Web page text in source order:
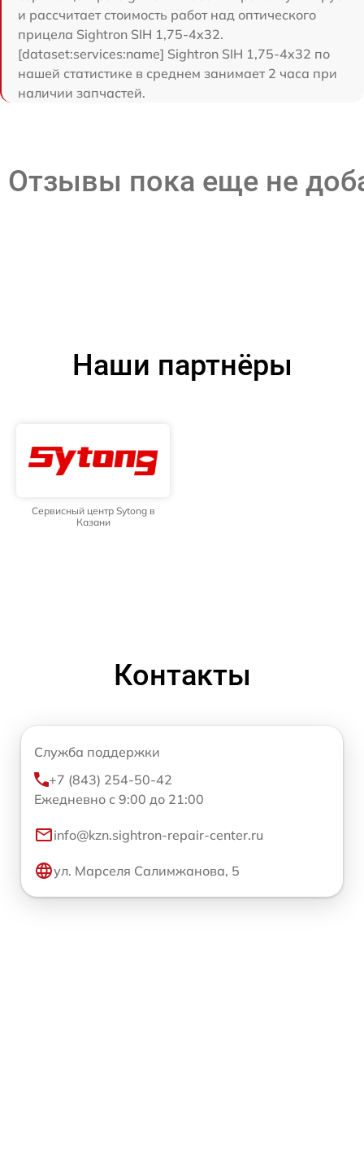
и рассчитает стоимость работ над оптического
прицела Sightron SIH 1,75-4x32.
[dataset:services:name] Sightron SIH 1,75-4x32 по
нашей статистике в среднем занимает 2 часа при
наличии запчастей.
Отзывы пока еще не
Наши партнёры
Сервисный центр Sytong в
Казани
Контакты
Служба поддержки
+7 (843) 254-50-42
Ежедневно с 9:00 до 21:00
info@kzn.sightron-repair-center.ru
ул. Марселя Салимжанова, 5